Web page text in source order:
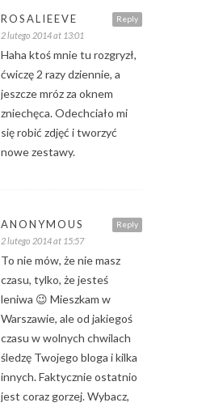
Reply
ROSALIEEVE
2 lutego 2014 at 13:01
Haha ktoś mnie tu rozgryzł,
ćwiczę 2 razy dziennie, a
jeszcze mróz za oknem
zniechęca. Odechciało mi
się robić zdjęć i tworzyć
nowe zestawy.
Reply
ANONYMOUS
2 lutego 2014 at 15:57
To nie mów, że nie masz
czasu, tylko, że jesteś
leniwa 😉 Mieszkam w
Warszawie, ale od jakiegoś
czasu w wolnych chwilach
śledzę Twojego bloga i kilka
innych. Faktycznie ostatnio
jest coraz gorzej. Wybacz,